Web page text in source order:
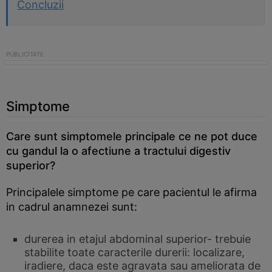
Concluzii
Simptome
Care sunt simptomele principale ce ne pot duce
cu gandul la o afectiune a tractului digestiv
superior?
Principalele simptome pe care pacientul le afirma
in cadrul anamnezei sunt:
durerea in etajul abdominal superior- trebuie
stabilite toate caracterile durerii: localizare,
iradiere, daca este agravata sau ameliorata de